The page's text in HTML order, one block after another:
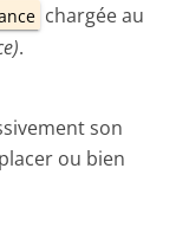
chargée au
.
son
ou bien